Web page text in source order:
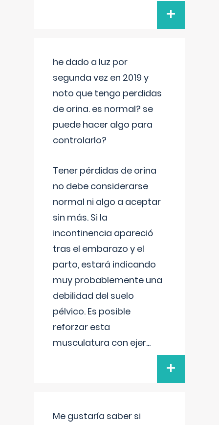
+
he dado a luz por
segunda vez en 2019 y
noto que tengo perdidas
de orina. es normal? se
puede hacer algo para
controlarlo?
Tener pérdidas de orina
no debe considerarse
normal ni algo a aceptar
sin más. Si la
incontinencia apareció
tras el embarazo y el
parto, estará indicando
muy probablemente una
debilidad del suelo
pélvico. Es posible
reforzar esta
musculatura con ejer...
+
Me gustaría saber si